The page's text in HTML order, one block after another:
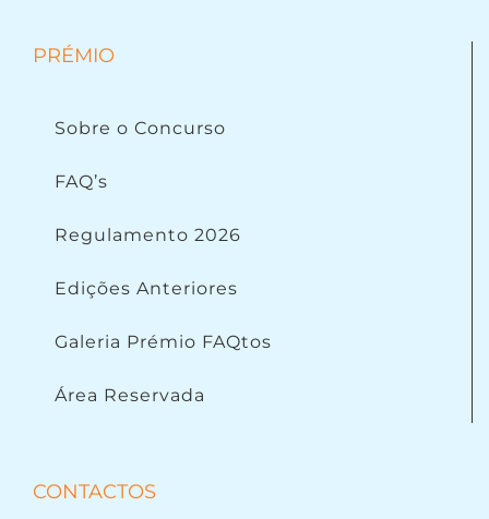
PRÉMIO
Sobre o Concurso
FAQ’s
Regulamento 2026
Edições Anteriores
Galeria Prémio FAQtos
Área Reservada
CONTACTOS